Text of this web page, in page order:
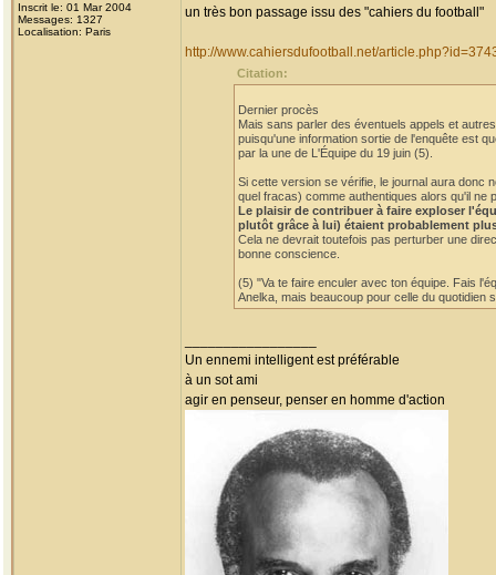
Inscrit le: 01 Mar 2004
Messages: 1327
Localisation: Paris
un très bon passage issu des "cahiers du football"
http://www.cahiersdufootball.net/
Citation:
Dernier procès
Mais sans parler des éventuels appels et
puisqu'une information sortie de l'enquête est
par la une de L'Équipe du 19 juin (5).
Si cette version se vérifie, le journal aura donc
quel fracas) comme authentiques alors qu'il ne
Le plaisir de contribuer à faire exploser
plutôt grâce à lui) étaient probablement
Cela ne devrait toutefois pas perturber une
bonne conscience.
(5) "Va te faire enculer avec ton équipe. Fais
Anelka, mais beaucoup pour celle du quotidien
Un ennemi intelligent est préférable
à un sot ami
agir en penseur, penser en homme d'action